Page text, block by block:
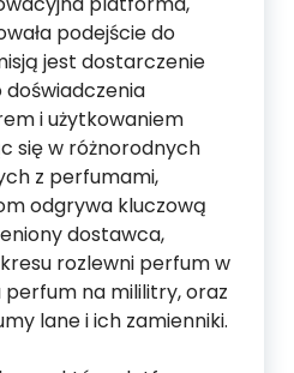
podejście do
jest dostarczenie
i użytkowaniem
się w różnorodnych
z perfumami,
odgrywa kluczową
dostawca,
rozlewni perfum w
na mililitry, oraz
lane i ich zamienniki.